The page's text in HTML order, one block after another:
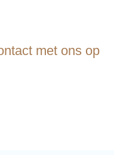
met ons op